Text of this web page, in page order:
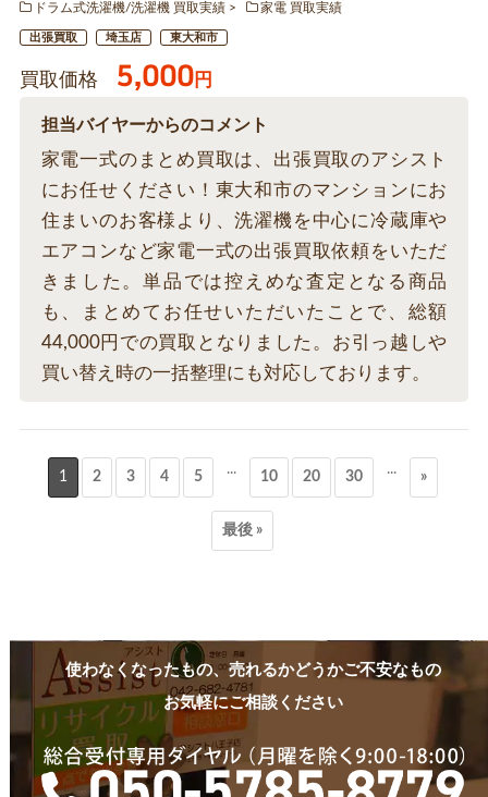
ドラム式洗濯機/洗濯機 買取実績
家電 買取実績
出張買取 埼玉店 東大和市
買取価格 5,000円
担当バイヤーからのコメント
家電一式のまとめ買取は、出張買取のアシスト
にお任せください！東大和市のマンションにお
住まいのお客様より、洗濯機を中心に冷蔵庫や
エアコンなど家電一式の出張買取依頼をいただ
きました。単品では控えめな査定となる商品
も、まとめてお任せいただいたことで、総額
44,000円での買取となりました。お引っ越しや
買い替え時の一括整理にも対応しております。
1 2 3 4 5 ... 10 20 30 ... »
最後 »
使わなくなったもの、売れるかどうかご不安なもの
お気軽にご相談ください